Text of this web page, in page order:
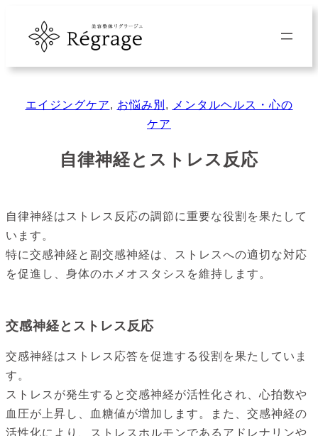
ス
エイジングケア, お悩み別 ,
メンタルヘルス・心の
ケア
自律神経とストレス反応
自律神経はストレス反応の調節に重要な役割を果たして
います。
特に交感神経と副交感神経は、ストレスへの適切な対応
を促進し、身体のホメオスタシスを維持します。
交感神経とストレス反応
交感神経はストレス応答を促進する役割を果たしていま
す。
ストレスが発生すると交感神経が活性化され、心拍数や
血圧が上昇し、血糖値が増加します。また、交感神経の
活性化により、ストレスホルモンであるアドレナリンや